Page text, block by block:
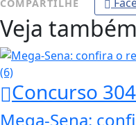
COMPARTILHE
Veja também
Concurso
Mega-Sena: